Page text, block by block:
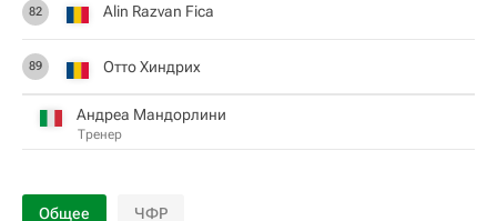
82 Alin Razvan Fica
89 Отто Хиндрих
Андреа Мандорлини
Тренер
Общее ЧФР